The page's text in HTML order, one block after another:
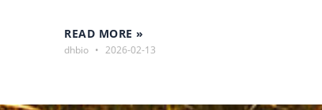
READ MORE »
dhbio 2026-02-13